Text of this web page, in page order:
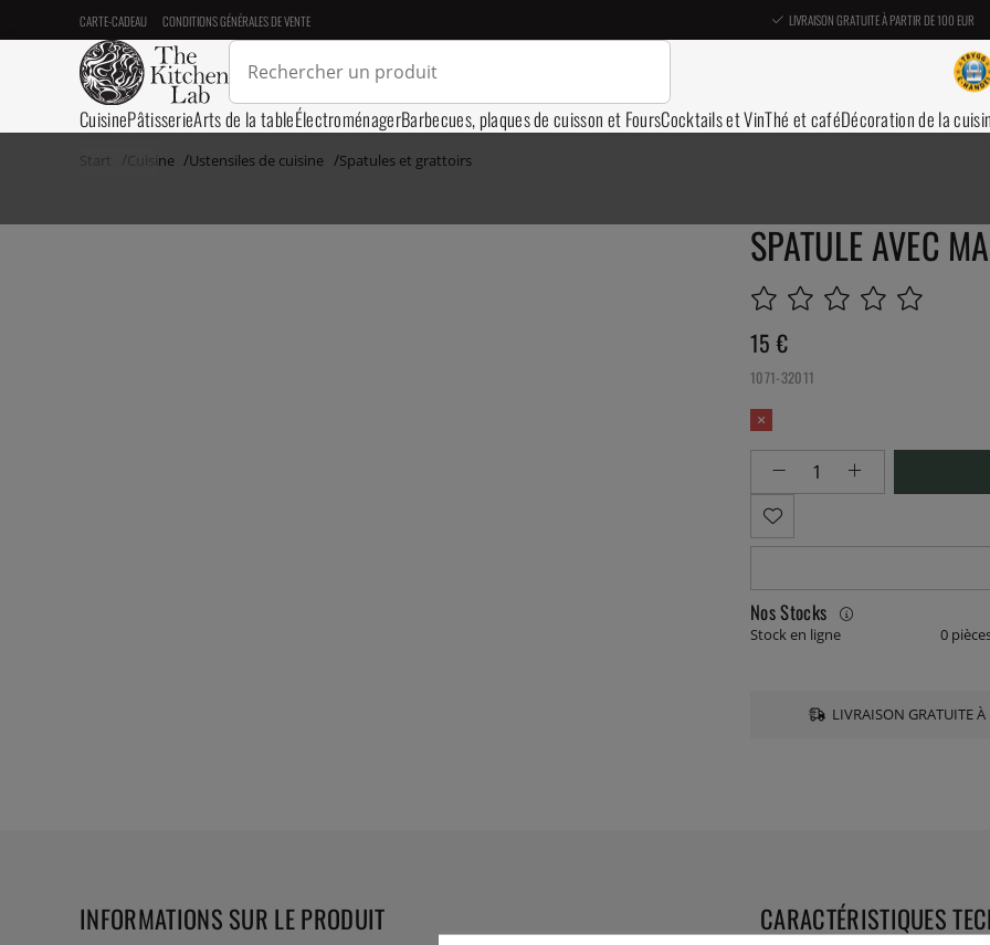
CARTE-CADEAU CONDITIONS GÉNÉRALES DE VENTE LIVRAISON GRATUITE À PARTIR DE 100 EUR
CuisinePâtisserieArts de la tableÉlectroménagerBarbecues, plaques de cuisson et FoursCocktails et VinThé et caféDécoration de la
Start Cuisine Ustensiles de cuisine Spatules et grattoirs
SPATULE AVEC
15 €
1071-32011
Nos Stocks
Stock en ligne 0
LIVRAISON GRATUITE
INFORMATIONS SUR LE PRODUIT CARACTÉRISTIQUES